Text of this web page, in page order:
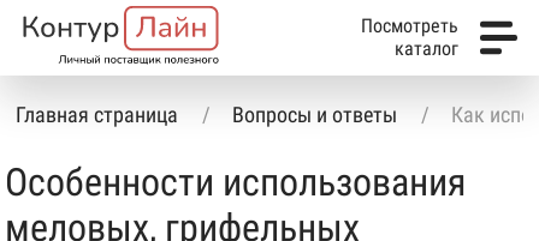
Посмотреть
каталог
Главная страница Вопросы и ответы Как
Особенности использования
меловых, грифельных